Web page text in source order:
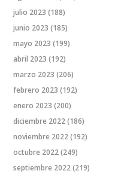
julio 2023 (188)
junio 2023 (185)
mayo 2023 (199)
abril 2023 (192)
marzo 2023 (206)
febrero 2023 (192)
enero 2023 (200)
diciembre 2022(186)
noviembre 2022(192)
octubre 2022(249)
septiembre 2022(219)